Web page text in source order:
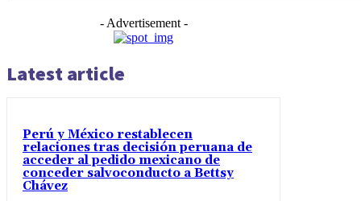
- Advertisement -
Latest article
Perú y México restablecen
relaciones tras decisión peruana de
acceder al pedido mexicano de
conceder salvoconducto a Bettsy
Chávez